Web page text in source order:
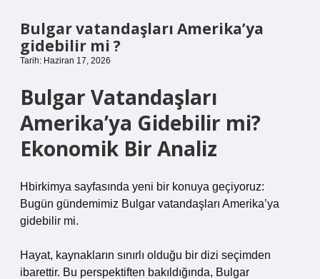
Bulgar vatandaşları Amerika’ya
gidebilir mi ?
Tarih: Haziran 17, 2026
Bulgar Vatandaşları
Amerika’ya Gidebilir mi?
Ekonomik Bir Analiz
Hbirkimya sayfasında yeni bir konuya geçiyoruz:
Bugün gündemimiz Bulgar vatandaşları Amerika’ya
gidebilir mi.
Hayat, kaynakların sınırlı olduğu bir dizi seçimden
ibarettir. Bu perspektiften bakıldığında, Bulgar